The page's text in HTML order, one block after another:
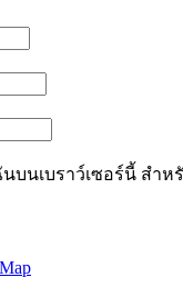
บนเบราว์เซอร์นี้ สำห